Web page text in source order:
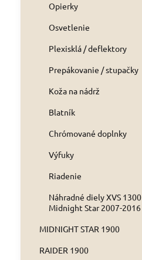
Opierky
Osvetlenie
Plexisklá / deflektory
Prepákovanie / stupačky
Koža na nádrž
Blatník
Chrómované doplnky
Výfuky
Riadenie
Náhradné diely XVS 1300
Midnight Star 2007-2016
MIDNIGHT STAR 1900
RAIDER 1900